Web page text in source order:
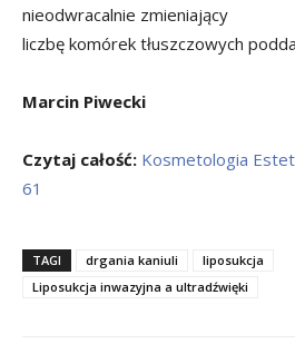
nieodwracalnie zmieniający
liczbę komórek tłuszczowych
Marcin Piwecki
Czytaj całość: Kosmetologia
61
TAGI drgania kaniuli
liposukcja
Liposukcja inwazyjna a ultradźwięki